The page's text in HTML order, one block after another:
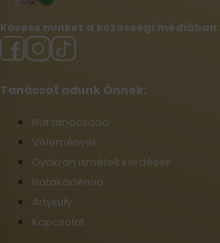
Kövess minket a közösségi médiában:
Tanácsot adunk Önnek:
Illat tanácsadó
Vélemények
Gyakran ismételt kérdések
Illatakadémia
Artykuły
Kapcsolat